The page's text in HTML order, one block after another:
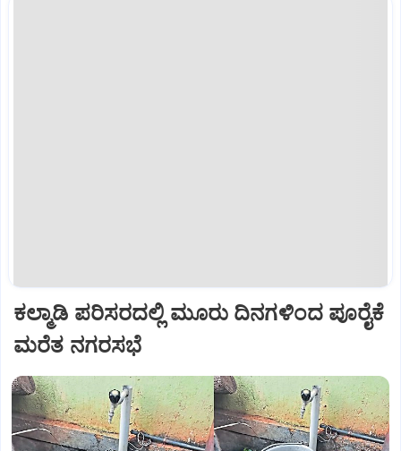
ಕಲ್ಮಾಡಿ ಪರಿಸರದಲ್ಲಿ ಮೂರು ದಿನಗಳಿಂದ ಪೂರೈಕೆ
ಮರೆತ ನಗರಸಭೆ